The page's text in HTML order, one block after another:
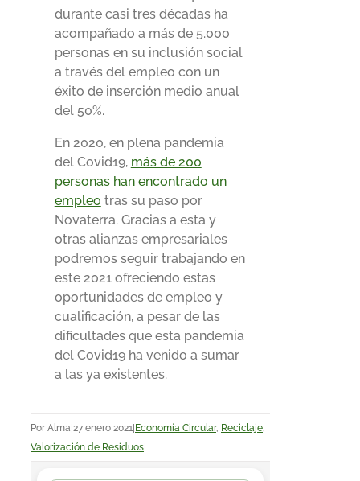
durante casi tres décadas ha
acompañado a más de 5.000
personas en su inclusión social
a través del empleo con un
éxito de inserción medio anual
del 50%.
En 2020, en plena pandemia
del Covid19, más de 200
personas han encontrado un
empleo tras su paso por
Novaterra. Gracias a esta y
otras alianzas empresariales
podremos seguir trabajando en
este 2021 ofreciendo estas
oportunidades de empleo y
cualificación, a pesar de las
dificultades que esta pandemia
del Covid19 ha venido a sumar
a las ya existentes.
Por Alma|27 enero 2021|Economía Circular, Reciclaje
Valorización de Residuos|